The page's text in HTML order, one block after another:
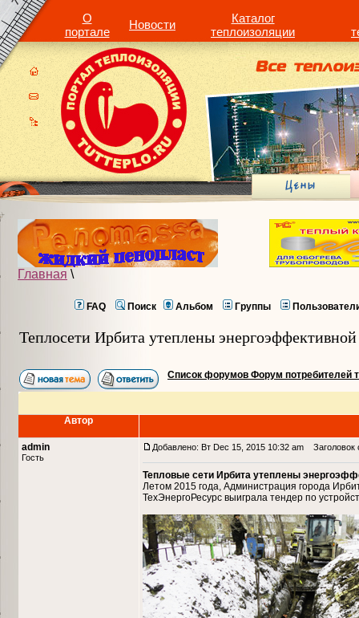
О
портале
Новости
Каталог
теплоизоляции
Главная \
FAQ Поиск Альбом Группы
Теплосети Ирбита утеплены
Список форумов Форум потребителей
Автор
admin
Гость
Добавлено: Вт Dec 15, 2015 10:32 am Заголовок
Тепловые сети Ирбита утеплены
Летом 2015 года, Администрация города
ТехЭнергоРесурс выиграла тендер по